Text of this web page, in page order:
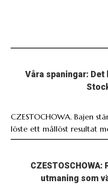
Våra spaningar: Det
CZESTOCHOWA. Bajen
löste ett mållöst resultat
utmaning som